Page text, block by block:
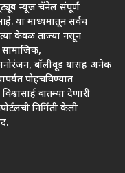
न्यूज चॅनेल संपूर्ण
या माध्यमातून सर्वच
त्या केवळ ताज्या नसून
सामाजिक,
बॉलीवूड यासह अनेक
पोहचविण्यात
बातम्या देणारी
निर्मिती केली